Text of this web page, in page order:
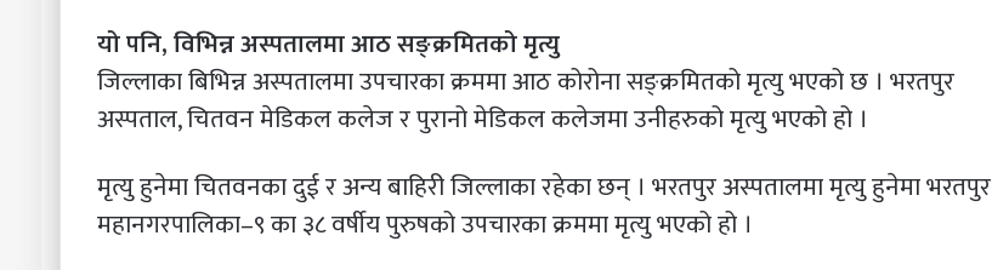
यो पनि, विभिन्न अस्पतालमा आठ सङ्क्रमितको मृत्यु
जिल्लाका बिभिन्न अस्पतालमा उपचारका क्रममा आठ कोरोना सङ्क्रमितको मृत्यु भएको छ । भरतपुर
अस्पताल, चितवन मेडिकल कलेज र पुरानो मेडिकल कलेजमा उनीहरुको मृत्यु भएको हो ।
मृत्यु हुनेमा चितवनका दुई र अन्य बाहिरी जिल्लाका रहेका छन् । भरतपुर अस्पतालमा मृत्यु हुनेमा भरतपुर
महानगरपालिका–९ का ३८ वर्षीय पुरुषको उपचारका क्रममा मृत्यु भएको हो ।